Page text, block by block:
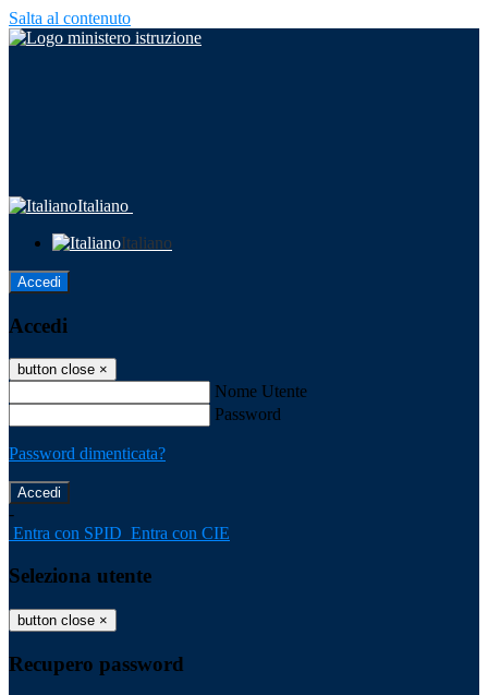
Salta al contenuto
Italiano
Italiano
Accedi
Accedi
button close ×
Nome Utente
Password
Password dimenticata?
-
Entra con SPID Entra con CIE
Seleziona utente
button close ×
Recupero password